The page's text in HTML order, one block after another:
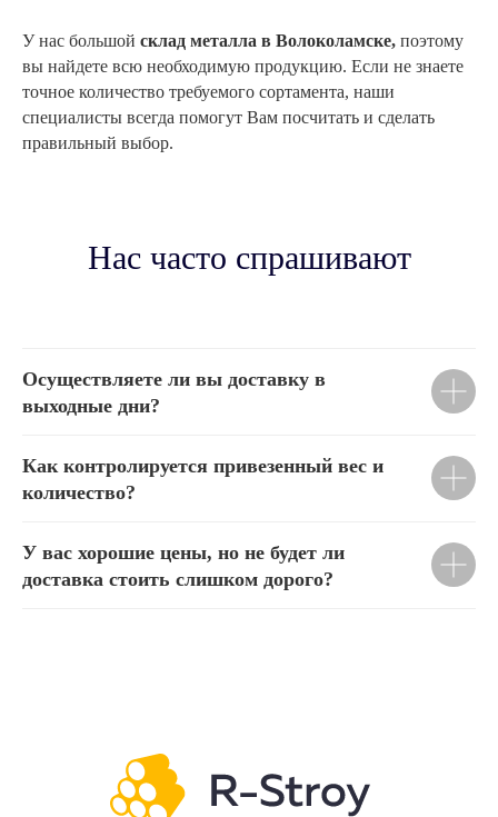
У нас большой склад металла в Волоколамске, поэтому
вы найдете всю необходимую продукцию. Если не знаете
точное количество требуемого сортамента, наши
специалисты всегда помогут Вам посчитать и сделать
правильный выбор.
Нас часто спрашивают
Осуществляете ли вы доставку в
выходные дни?
Как контролируется привезенный вес и
количество?
У вас хорошие цены, но не будет ли
доставка стоить слишком дорого?